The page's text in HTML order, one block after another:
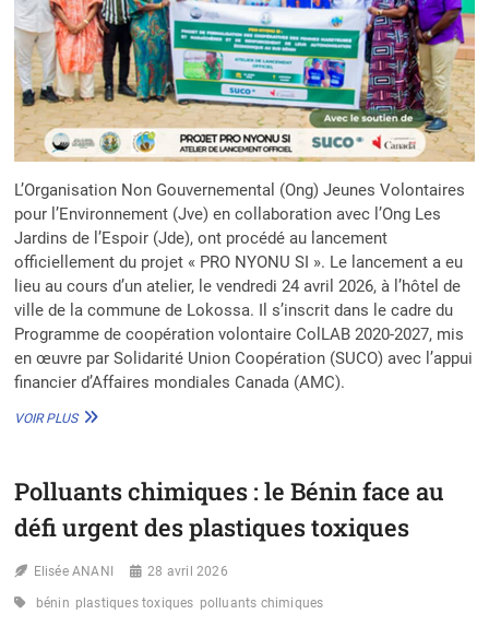
L’Organisation Non Gouvernemental (Ong) Jeunes Volontaires
pour l’Environnement (Jve) en collaboration avec l’Ong Les
Jardins de l’Espoir (Jde), ont procédé au lancement
officiellement du projet « PRO NYONU SI ». Le lancement a eu
lieu au cours d’un atelier, le vendredi 24 avril 2026, à l’hôtel de
ville de la commune de Lokossa. Il s’inscrit dans le cadre du
Programme de coopération volontaire ColLAB 2020-2027, mis
en œuvre par Solidarité Union Coopération (SUCO) avec l’appui
financier d’Affaires mondiales Canada (AMC).
VOIR PLUSPROJET
LES
JVE
JDE
POUR
Polluants chimiques : le Bénin face au
défi urgent des plastiques toxiques
Elisée ANANI 28 avril 2026
bénin plastiques toxiques polluants chimiques